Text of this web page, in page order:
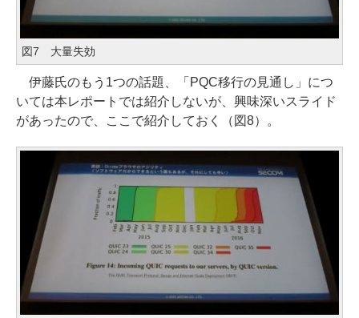
図7 大量失効
伊藤氏のもう1つの話題、「PQC移行の見通し」につ
いては本レポートでは紹介しないが、興味深いスライド
があったので、ここで紹介しておく（図8）。